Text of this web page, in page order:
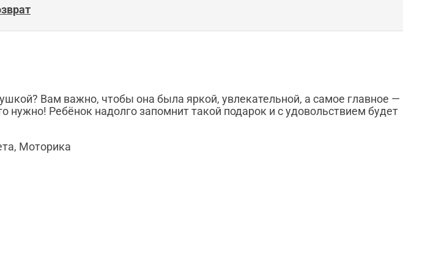
Вам важно, чтобы она была яркой, увлекательной, а самое главное ―
нужно! Ребёнок надолго запомнит такой подарок и с удовольствием будет
Моторика